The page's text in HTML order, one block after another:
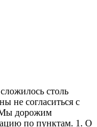
столь
не согласиться с
Мы дорожим
по пунктам. 1. О